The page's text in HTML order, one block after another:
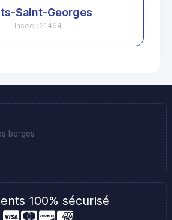
Saint-Georges
Insee : 21464
berges
100% sécurisé